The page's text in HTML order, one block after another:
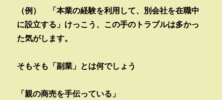
（例） 「本業の経験を利用して、別会社を在職中
に設立する」けっこう、この手のトラブルは多かっ
た気がします。
そもそも「副業」とは何でしょう
「親の商売を手伝っている」